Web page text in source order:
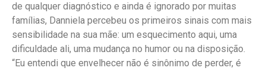
de qualquer diagnóstico e ainda é ignorado por muitas
famílias, Danniela percebeu os primeiros sinais com mais
sensibilidade na sua mãe: um esquecimento aqui, uma
dificuldade ali, uma mudança no humor ou na disposição.
“Eu entendi que envelhecer não é sinônimo de perder, é